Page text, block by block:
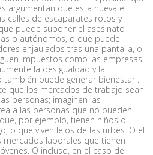
argumentan que esta nueva e
calles de escaparates rotos y
puede suponer el asesinato
o autónomos, o que puede
enjaulados tras una pantalla, o
impuestos como las empresas
la desigualdad y la
puede generar bienestar :
que los mercados de trabajo sean
personas; imaginen las
a las personas que no pueden
por ejemplo, tienen niños o
o que viven lejos de las urbes. O el
laborales que tienen
O incluso, en el caso de